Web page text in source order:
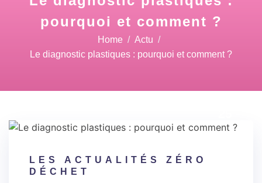
pourquoi et comment ?
Home
Actu
Le diagnostic plastiques : pourquoi et comment ?
LES
ACTUALITÉS ZÉRO
DÉCHET